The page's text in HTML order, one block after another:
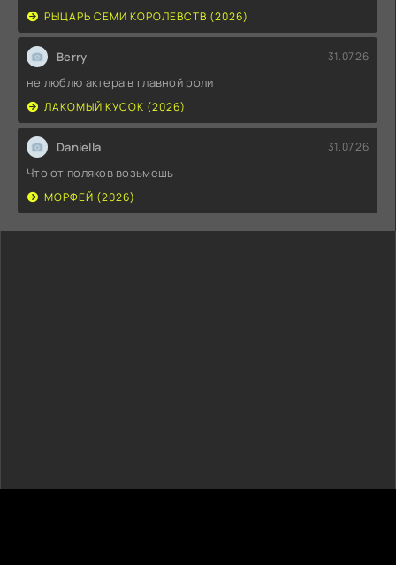
РЫЦАРЬ СЕМИ КОРОЛЕВСТВ (2026)
Berry 31.07.26
не люблю актера в главной роли
ЛАКОМЫЙ КУСОК (2026)
Daniella 31.07.26
Что от поляков возьмешь
МОРФЕЙ (2026)